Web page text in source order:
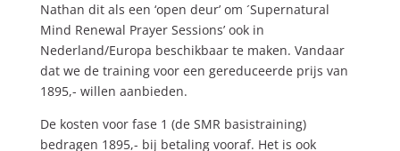
Nathan dit als een ‘open deur’ om ´Supernatural
Mind Renewal Prayer Sessions’ ook in
Nederland/Europa beschikbaar te maken. Vandaar
dat we de training voor een gereduceerde prijs van
1895,- willen aanbieden.
De kosten voor fase 1 (de SMR basistraining)
bedragen 1895,- bij betaling vooraf. Het is ook